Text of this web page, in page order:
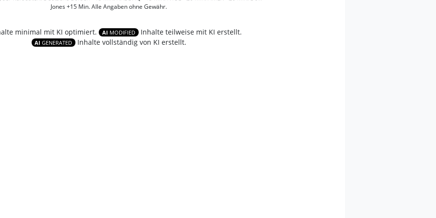
Jones +15 Min. Alle Angaben ohne Gewähr.
minimal mit KI optimiert. AI MODIFIED Inhalte teilweise mit KI erstellt.
AI GENERATED Inhalte vollständig von KI erstellt.